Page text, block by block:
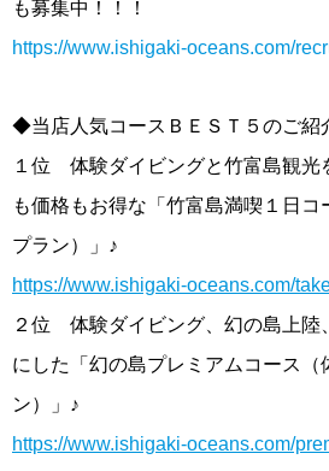
も募集中！！！
https://www.ishigaki-oceans.com/
◆当店人気コースＢＥＳＴ５のご
１位 体験ダイビングと竹富島観光
も価格もお得な「竹富島満喫１日
プラン）」♪
https://www.ishigaki-oceans.com/
２位 体験ダイビング、幻の島上陸
にした「幻の島プレミアムコース（
ン）」♪
https://www.ishigaki-oceans.com/